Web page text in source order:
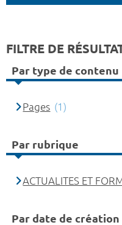
FILTRE DE
Par type de contenu
Pages (1)
Par rubrique
ACTUALITES ET
Par date de création